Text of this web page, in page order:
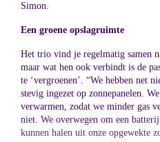
Simon.
Een groene opslagruimte
Het trio vind je regelmatig samen
maar wat hen ook verbindt is de
te ‘vergroenen’. “We hebben net
stevig ingezet op zonnepanelen.
verwarmen, zodat we minder gas
niet. We overwegen om een
kunnen halen uit onze opgewekte